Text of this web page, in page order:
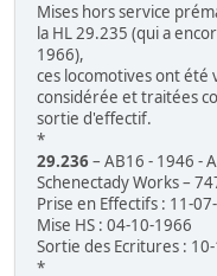
Mises hors service
la HL 29.235 (qui a
1966),
ces locomotives ont été
considérée et traitées
sortie d'effectif.
*
29.236– AB16 - 1946 -
Schenectady Works –
Prise en Effectifs : 11-
Mise HS : 04-10-1966
Sortie des Ecritures :
*